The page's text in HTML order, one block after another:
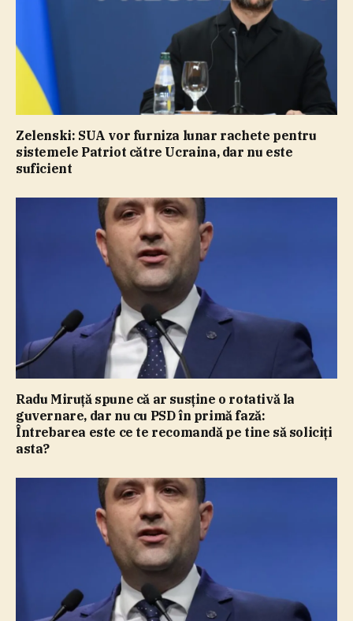
Zelenski: SUA vor furniza lunar rachete pentru
sistemele Patriot către Ucraina, dar nu este
suficient
Radu Miruţă spune că ar susţine o rotativă la
guvernare, dar nu cu PSD în primă fază:
Întrebarea este ce te recomandă pe tine să soliciţi
asta?